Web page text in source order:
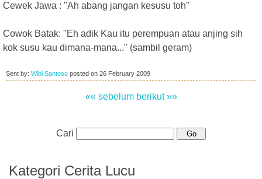
Cewek Jawa : "Ah abang jangan kesusu toh"
Cowok Batak: "Eh adik Kau itu perempuan atau anjing sih
kok susu kau dimana-mana..." (sambil geram)
Sent by: Wibi Santoso posted on 26 February 2009
«« sebelum berikut »»
Cari
Kategori Cerita Lucu